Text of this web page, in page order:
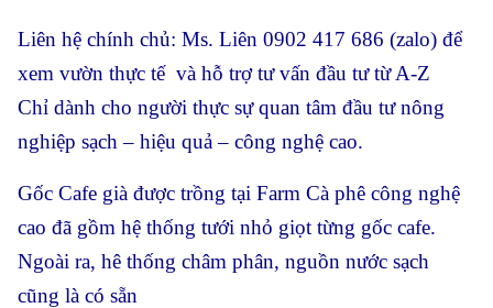
Liên hệ chính chủ: Ms. Liên 0902 417 686 (zalo) để
xem vườn thực tế và hỗ trợ tư vấn đầu tư từ A-Z
Chỉ dành cho người thực sự quan tâm đầu tư nông
nghiệp sạch – hiệu quả – công nghệ cao.
Gốc Cafe già được trồng tại Farm Cà phê công nghệ
cao đã gồm hệ thống tưới nhỏ giọt từng gốc cafe.
Ngoài ra, hê thống châm phân, nguồn nước sạch
cũng là có sẵn